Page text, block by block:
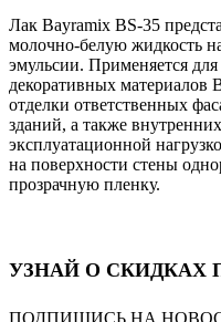
Лак Bayramix BS-35
молочно-белую жидкость
эмульсии. Применяется
декоративных материалов
отделки ответственных
зданий, а также
эксплуатационной
на поверхности стены
прозрачную пленку.
УЗНАЙ О СКИДКАХ
ПОДПИШИСЬ НА